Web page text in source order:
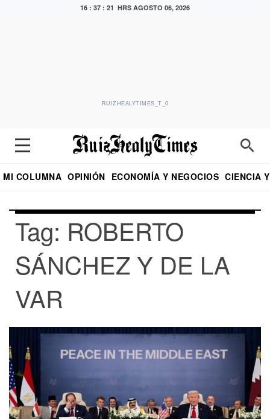
16 : 37 : 21 HRS AGOSTO 06, 2026
RUIZHEALYTIMES_T_0
MI COLUMNA OPINIÓN ECONOMÍA Y NEGOCIOS CIENCIA
Tag: ROBERTO
SÁNCHEZ Y DE LA
VAR